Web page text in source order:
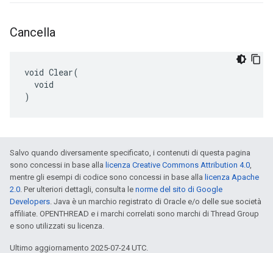
Cancella
void Clear(
  void
)
Salvo quando diversamente specificato, i contenuti di questa pagina
sono concessi in base alla licenza Creative Commons Attribution 4.0,
mentre gli esempi di codice sono concessi in base alla licenza Apache
2.0. Per ulteriori dettagli, consulta le norme del sito di Google
Developers. Java è un marchio registrato di Oracle e/o delle sue società
affiliate. OPENTHREAD e i marchi correlati sono marchi di Thread Group
e sono utilizzati su licenza.
Ultimo aggiornamento 2025-07-24 UTC.